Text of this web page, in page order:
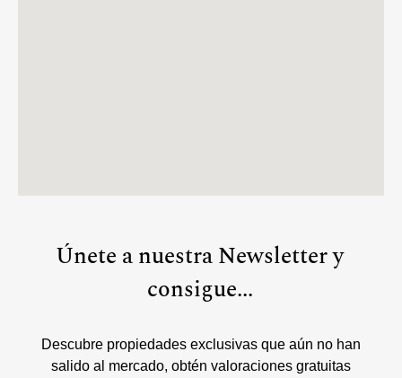
Únete a nuestra Newsletter y
consigue...
Descubre propiedades exclusivas que aún no han
salido al mercado, obtén valoraciones gratuitas